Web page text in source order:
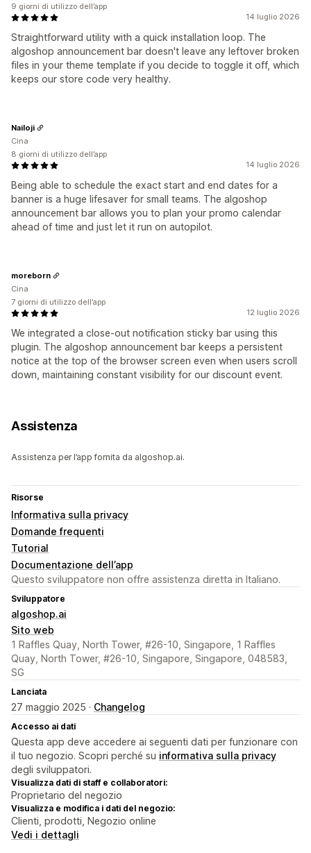
14 luglio 2026
Straightforward utility with a quick installation loop. The
algoshop announcement bar doesn't leave any leftover broken
files in your theme template if you decide to toggle it off, which
keeps our store code very healthy.
9 giorni di utilizzo dell’app
14 luglio 2026
Being able to schedule the exact start and end dates for a
banner is a huge lifesaver for small teams. The algoshop
announcement bar allows you to plan your promo calendar
ahead of time and just let it run on autopilot.
Nailoji
Cina
8 giorni di utilizzo dell’app
12 luglio 2026
We integrated a close-out notification sticky bar using this
plugin. The algoshop announcement bar keeps a persistent
notice at the top of the browser screen even when users scroll
down, maintaining constant visibility for our discount event.
moreborn
Cina
7 giorni di utilizzo dell’app
Assistenza
Assistenza per l’app fornita da algoshop.ai.
Risorse
Informativa sulla privacy
Domande frequenti
Tutorial
Documentazione dell’app
Questo sviluppatore non offre assistenza diretta in Italiano.
Sviluppatore
algoshop.ai
Sito web
1 Raffles Quay, North Tower, #26-10, Singapore, 1 Raffles
Quay, North Tower, #26-10, Singapore, Singapore, 048583,
SG
Lanciata
27 maggio 2025 · Changelog
Accesso ai dati
Questa app deve accedere ai seguenti dati per funzionare con
il tuo negozio. Scopri perché su informativa sulla privacy
degli sviluppatori.
Visualizza dati di staff e collaboratori:
Proprietario del negozio
Visualizza e modifica i dati del negozio:
Clienti, prodotti, Negozio online
Vedi i dettagli